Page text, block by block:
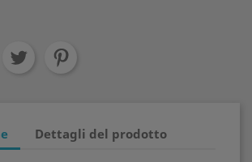
Dettagli del prodotto